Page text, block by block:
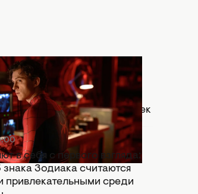
сцена после титров
паук: Абсолютно новый
оставили важный намек
в себя с первого взгляда:
знака Зодиака считаются
привлекательными среди